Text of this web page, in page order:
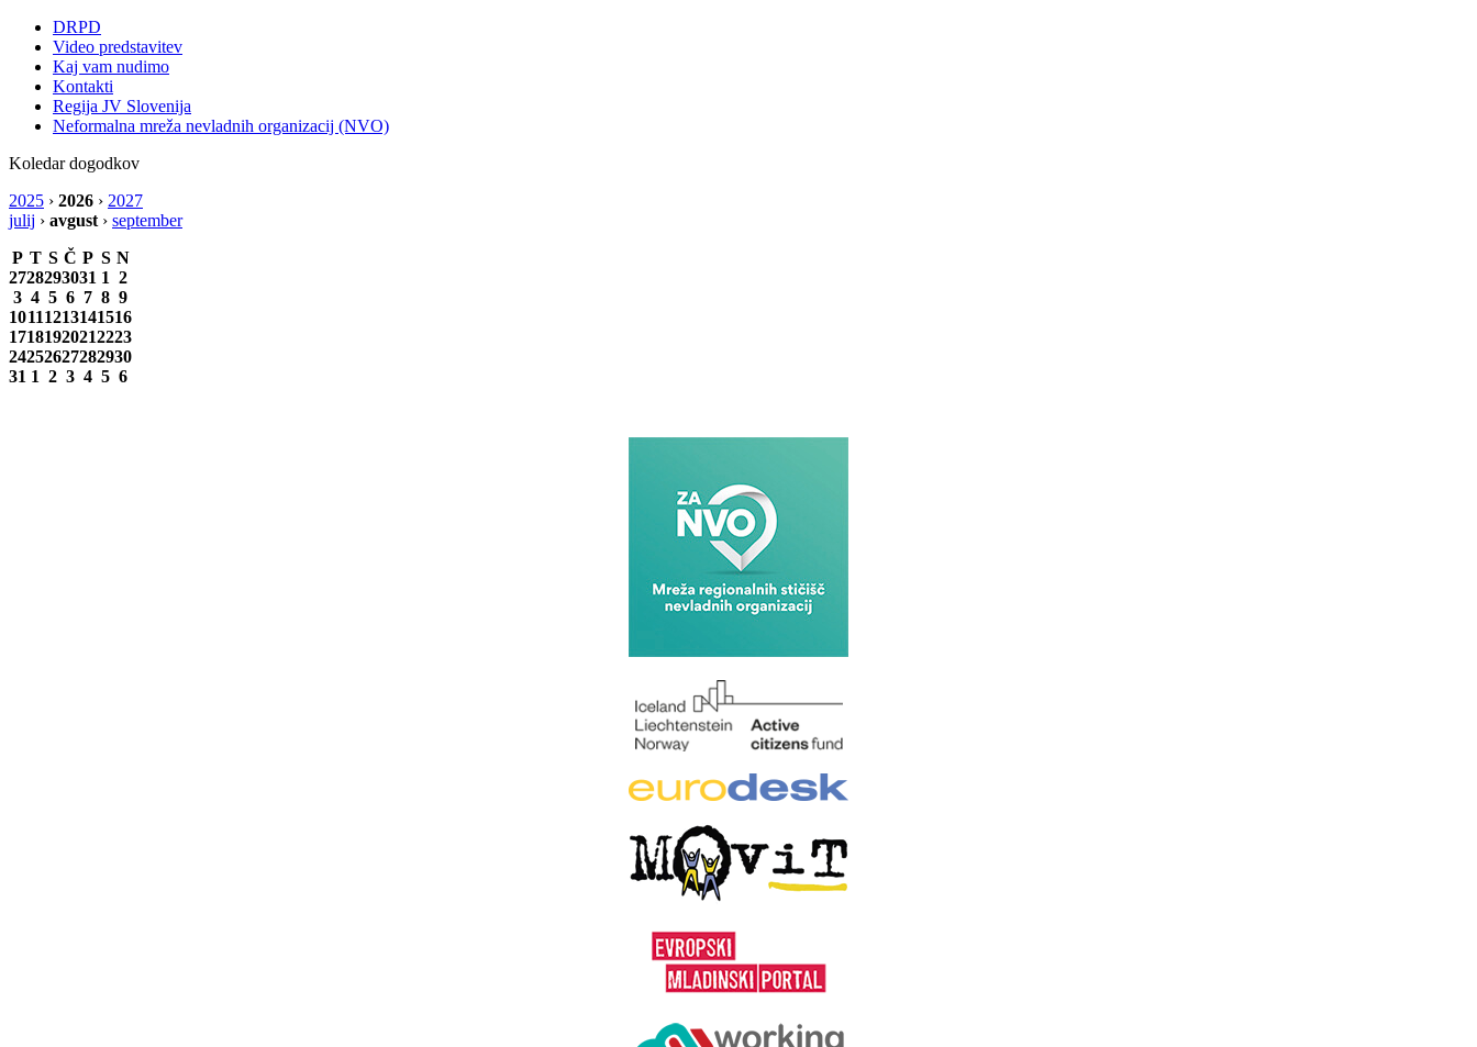
DRPD
Video predstavitev
Kaj vam nudimo
Kontakti
Regija JV Slovenija
Neformalna mreža nevladnih organizacij (NVO)
Koledar dogodkov
2025 › 2026 › 2027
julij › avgust › september
P T S Č P S N
2728293031 1 2
3 4 5 6 7 8 9
10111213141516
17181920212223
24252627282930
31 1 2 3 4 5 6